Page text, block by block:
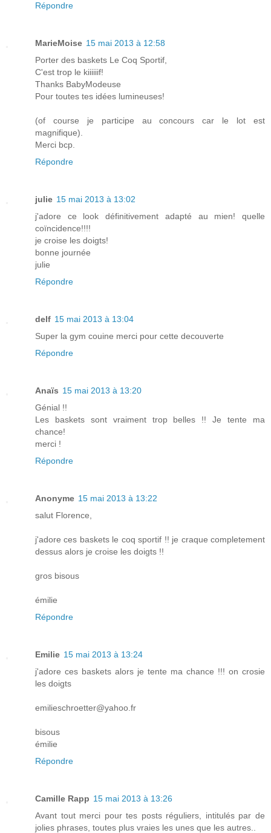
Répondre
MarieMoise 15 mai 2013 à 12:58
Porter des baskets Le Coq Sportif,
C'est trop le kiiiiiif!
Thanks BabyModeuse
Pour toutes tes idées lumineuses!
(of course je participe au concours car le lot est
magnifique).
Merci bcp.
Répondre
julie 15 mai 2013 à 13:02
j'adore ce look définitivement adapté au mien! quelle
coïncidence!!!!
je croise les doigts!
bonne journée
julie
Répondre
delf 15 mai 2013 à 13:04
Super la gym couine merci pour cette decouverte
Répondre
Anaïs 15 mai 2013 à 13:20
Génial !!
Les baskets sont vraiment trop belles !! Je tente ma
chance!
merci !
Répondre
Anonyme 15 mai 2013 à 13:22
salut Florence,
j'adore ces baskets le coq sportif !! je craque completement
dessus alors je croise les doigts !!
gros bisous
émilie
Répondre
Emilie 15 mai 2013 à 13:24
j'adore ces baskets alors je tente ma chance !!! on crosie
les doigts
emilieschroetter@yahoo.fr
bisous
émilie
Répondre
Camille Rapp 15 mai 2013 à 13:26
Avant tout merci pour tes posts réguliers, intitulés par de
jolies phrases, toutes plus vraies les unes que les autres..